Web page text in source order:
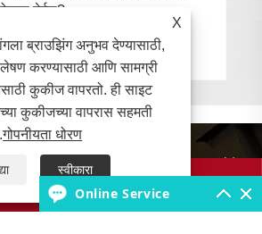
येईल?

X
ब्राउझिंग अनुभव देण्यासाठी,
करण्यासाठी आणि सामग्री
कुकीज वापरतो. ही साइट
कुकीजच्या वापरास सहमती
गोपनीयता धोरण
स्वीकारा
Online Service